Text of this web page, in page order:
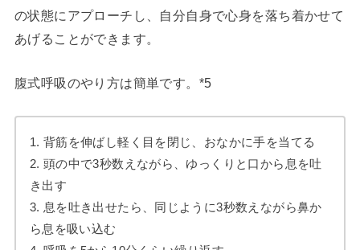
の状態にアプローチし、自分自身で心身を落ち着かせて
あげることができます。
腹式呼吸のやり方は簡単です。*5
1. 背筋を伸ばし軽く目を閉じ、おなかに手を当てる
2. 頭の中で3秒数えながら、ゆっくりと口から息を吐
き出す
3. 息を吐き出せたら、同じように3秒数えながら鼻か
ら息を吸い込む